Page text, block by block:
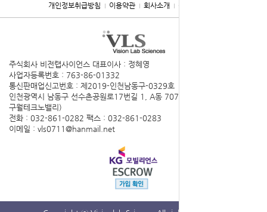
개인정보취급방침 이용약관 회사소개 찾아오시는 길
주식회사 비전랩사이언스 대표이사 : 정혜영
사업자등록번호 : 763-86-01332
통신판매업신고번호 : 제2019-인천남동구-0329호
인천광역시 남동구 선수촌공원로17번길 1, A동 707호(구월동,
구월테크노밸리)
전화 : 032-861-0282 팩스 : 032-861-0283
이메일 : vls0711@hanmail.net